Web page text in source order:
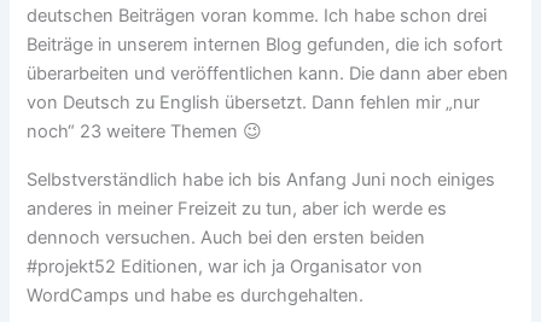
deutschen Beiträgen voran komme. Ich habe schon drei
Beiträge in unserem internen Blog gefunden, die ich sofort
überarbeiten und veröffentlichen kann. Die dann aber eben
von Deutsch zu English übersetzt. Dann fehlen mir „nur
noch“ 23 weitere Themen 😉
Selbstverständlich habe ich bis Anfang Juni noch einiges
anderes in meiner Freizeit zu tun, aber ich werde es
dennoch versuchen. Auch bei den ersten beiden
#projekt52 Editionen, war ich ja Organisator von
WordCamps und habe es durchgehalten.